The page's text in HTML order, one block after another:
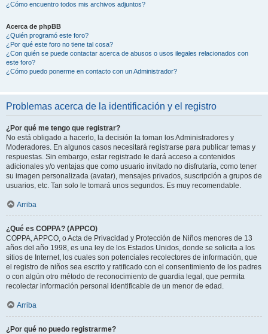
¿Cómo encuentro todos mis archivos adjuntos?
Acerca de phpBB
¿Quién programó este foro?
¿Por qué este foro no tiene tal cosa?
¿Con quién se puede contactar acerca de abusos o usos ilegales relacionados con
este foro?
¿Cómo puedo ponerme en contacto con un Administrador?
Problemas acerca de la identificación y el registro
¿Por qué me tengo que registrar?
No está obligado a hacerlo, la decisión la toman los Administradores y
Moderadores. En algunos casos necesitará registrarse para publicar temas y
respuestas. Sin embargo, estar registrado le dará acceso a contenidos
adicionales y/o ventajas que como usuario invitado no disfrutaría, como tener
su imagen personalizada (avatar), mensajes privados, suscripción a grupos de
usuarios, etc. Tan solo le tomará unos segundos. Es muy recomendable.
Arriba
¿Qué es COPPA? (APPCO)
COPPA, APPCO, o Acta de Privacidad y Protección de Niños menores de 13
años del año 1998, es una ley de los Estados Unidos, donde se solicita a los
sitios de Internet, los cuales son potenciales recolectores de información, que
el registro de niños sea escrito y ratificado con el consentimiento de los padres
o con algún otro método de reconocimiento de guardia legal, que permita
recolectar información personal identificable de un menor de edad.
Arriba
¿Por qué no puedo registrarme?